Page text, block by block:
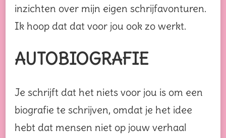
inzichten over mijn eigen schrijfavonturen.
Ik hoop dat dat voor jou ook zo werkt.
AUTOBIOGRAFIE
Je schrijft dat het niets voor jou is om een
biografie te schrijven, omdat je het idee
hebt dat mensen niet op jouw verhaal